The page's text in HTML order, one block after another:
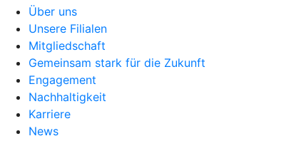
Über uns
Unsere Filialen
Mitgliedschaft
Gemeinsam stark für die Zukunft
Engagement
Nachhaltigkeit
Karriere
News